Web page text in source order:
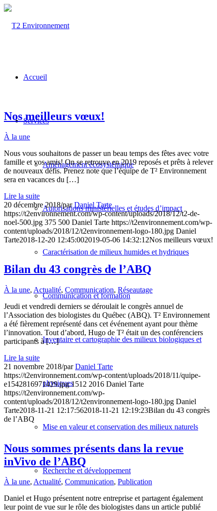
Accueil
Services
Aménagement écosystémique
Autorisations ministérielles et études d’impact
Caractérisation de milieux humides et hydriques
Communication et formation
Inventaire et cartographie des milieux biologiques et
physiques
Mise en valeur et conservation des milieux naturels
Recherche et développement
Nos meilleurs vœux!
À la une
Nous vous souhaitons de passer un beau temps des fêtes avec votre
famille et vos amis! On se retrouve en 2019 reposés et prêts à relever
de nouveaux défis. Prenez note que l’équipe de T² Environnement
sera en vacances du […]
Lire la suite
20 décembre 2018/parDaniel Tarte
https://t2environnement.com/wp-content/uploads/2018/12/t2-de-
noel-500.jpg 375 500 Daniel Tarte https://t2environnement.com/wp-
content/uploads/2018/12/t2environnement-logo-180.jpg Daniel
Tarte2018-12-20 12:45:002019-05-06 14:32:12Nos meilleurs vœux!
Bilan du 43 congrès de l’ABQ
À la une, Actualité, Communication, Réseautage
Jeudi et vendredi derniers se déroulait le congrès annuel de
l’Association des biologistes du Québec (ABQ). T² Environnement
a été fièrement représenté dans cet événement ayant pour thème
l’innovation. Tout d’abord, Hugo de T² était un des conférenciers
participants à […]
Lire la suite
21 novembre 2018/parDaniel Tarte
https://t2environnement.com/wp-content/uploads/2018/11/quipe-
e1542816971429.jpg 1512 2016 Daniel Tarte
https://t2environnement.com/wp-
content/uploads/2018/12/t2environnement-logo-180.jpg Daniel
Tarte2018-11-21 12:17:562018-11-21 12:19:23Bilan du 43 congrès
de l’ABQ
Nous sommes présents dans la revue
inVivo de l’ABQ
À la une, Actualité, Communication, Publication
Daniel et Hugo présentent notre entreprise et partagent également
leur point de vue sur le rôle des biologistes dans un article publié